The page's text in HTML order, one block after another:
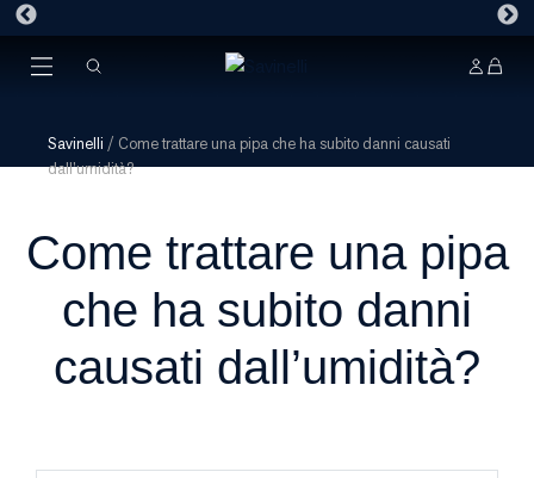
Savinelli / Come trattare una pipa che ha subito danni causati
dall’umidità?
Come trattare una pipa
che ha subito danni
causati dall’umidità?